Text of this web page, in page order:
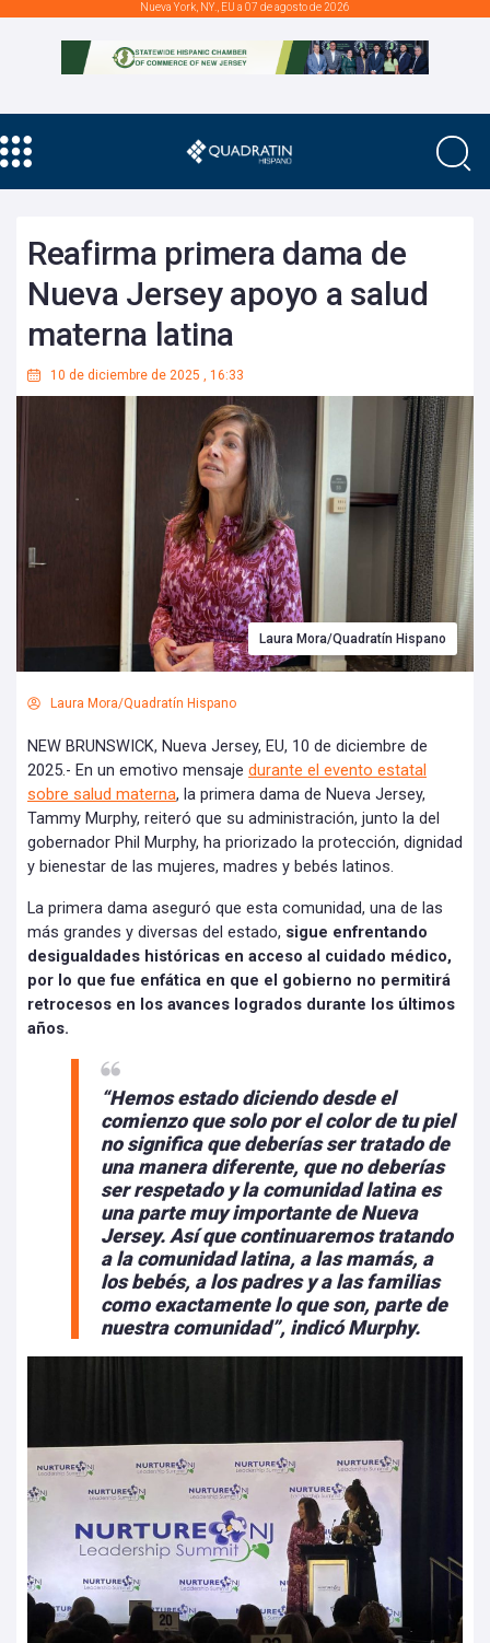
Nueva York, NY., EU a 07 de agosto de 2026
Reafirma primera dama de
Nueva Jersey apoyo a salud
materna latina
10 de diciembre de 2025 , 16:33
Laura Mora/Quadratín Hispano
Laura Mora/Quadratín Hispano
NEW BRUNSWICK, Nueva Jersey, EU, 10 de diciembre de
2025.- En un emotivo mensaje durante el evento estatal
sobre salud materna, la primera dama de Nueva Jersey,
Tammy Murphy, reiteró que su administración, junto la del
gobernador Phil Murphy, ha priorizado la protección, dignidad
y bienestar de las mujeres, madres y bebés latinos.
La primera dama aseguró que esta comunidad, una de las
más grandes y diversas del estado, sigue enfrentando
desigualdades históricas en acceso al cuidado médico,
por lo que fue enfática en que el gobierno no permitirá
retrocesos en los avances logrados durante los últimos
años.
“Hemos estado diciendo desde el
comienzo que solo por el color de tu piel
no significa que deberías ser tratado de
una manera diferente, que no deberías
ser respetado y la comunidad latina es
una parte muy importante de Nueva
Jersey. Así que continuaremos tratando
a la comunidad latina, a las mamás, a
los bebés, a los padres y a las familias
como exactamente lo que son, parte de
nuestra comunidad”, indicó Murphy.